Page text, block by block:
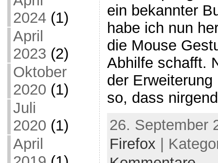
2024(1)
April
2023 (2)
Oktober
2020 (1)
Juli
2020 (1)
April
ein bekannter
habe ich nun
die Mouse
Abhilfe schafft.
der
so, dass
26. September
Firefox |